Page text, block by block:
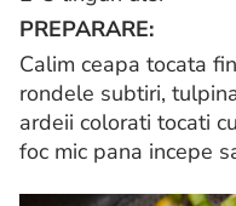
PREPARARE:
Calim ceapa tocata
rondele subtiri,
ardeii colorati tocati
foc mic pana incepe